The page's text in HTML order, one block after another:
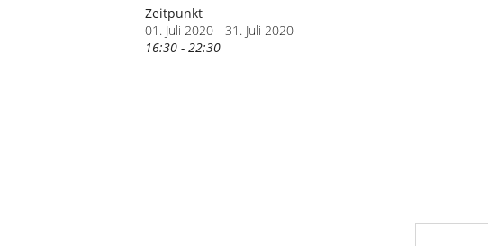
Zeitpunkt
01. Juli 2020 - 31. Juli 2020
16:30 - 22:30